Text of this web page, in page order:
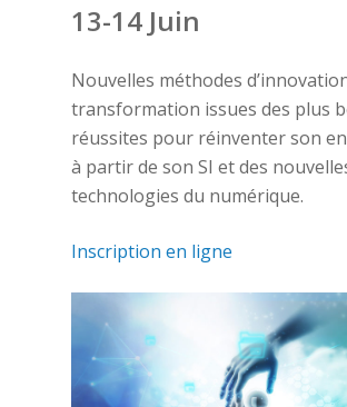
13-14 Juin
Nouvelles méthodes
transformation issues des plus
réussites pour réinventer son
à partir de son SI et des
technologies du numérique.
Inscription en ligne